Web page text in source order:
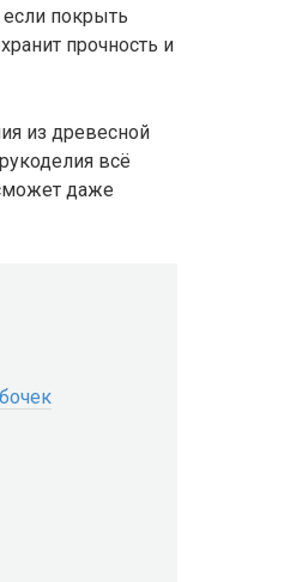
если покрыть
прочность и
из древесной
всё
даже